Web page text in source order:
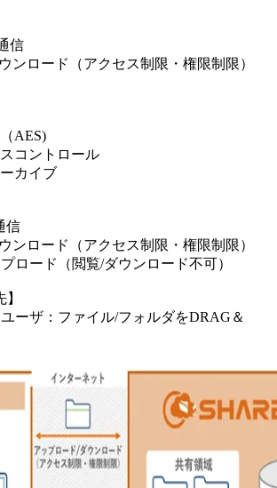
信
ンロード（アクセス制限・権限制限）
AES)
コントロール
カイブ
信
ンロード（アクセス制限・権限制限）
ロード（閲覧/ダウンロード不可）
ーザ：ファイル/フォルダをDRAG＆